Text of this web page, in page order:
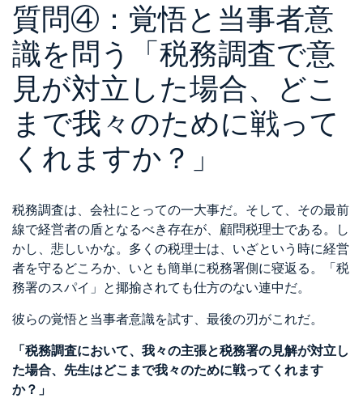
質問④：覚悟と当事者意
識を問う「税務調査で意
見が対立した場合、どこ
まで我々のために戦って
くれますか？」
税務調査は、会社にとっての一大事だ。そして、その最前
線で経営者の盾となるべき存在が、顧問税理士である。し
かし、悲しいかな。多くの税理士は、いざという時に経営
者を守るどころか、いとも簡単に税務署側に寝返る。「税
務署のスパイ」と揶揄されても仕方のない連中だ。
彼らの覚悟と当事者意識を試す、最後の刃がこれだ。
「税務調査において、我々の主張と税務署の見解が対立し
た場合、先生はどこまで我々のために戦ってくれます
か？」